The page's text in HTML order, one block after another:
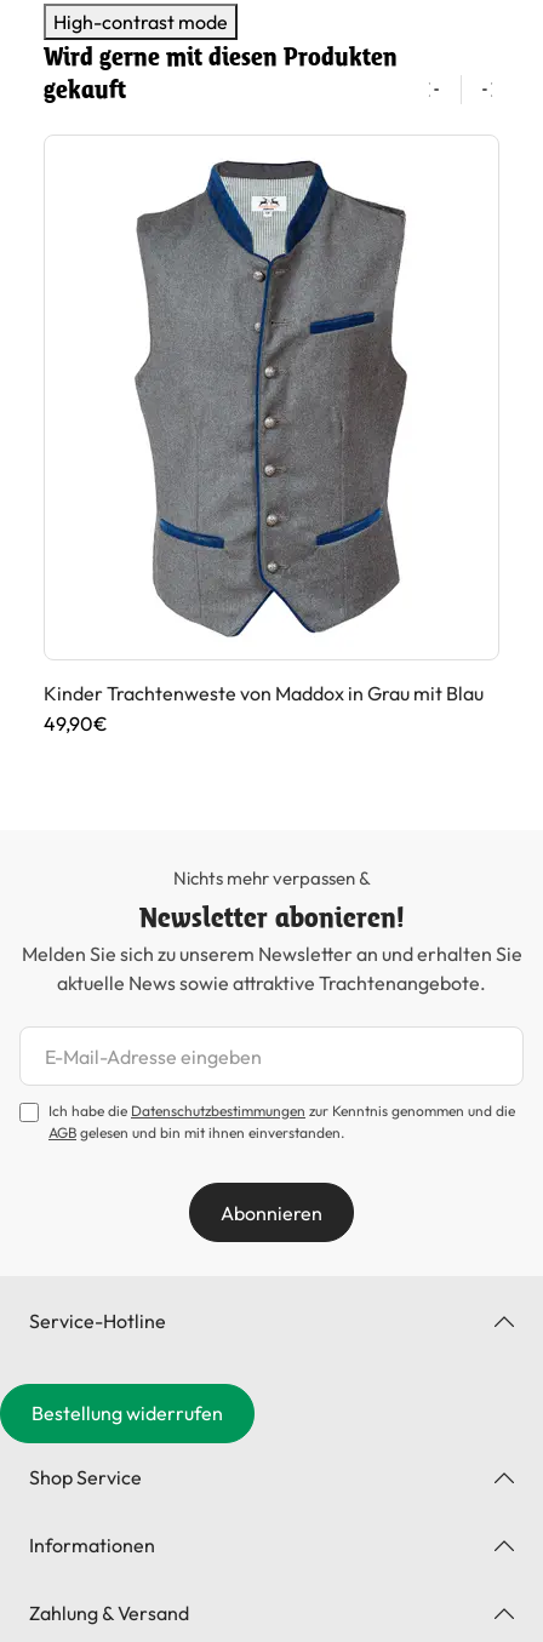
High-contrast mode
Wird gerne mit diesen Produkten
gekauft
Kinder Trachtenweste von Maddox in Grau mit Blau
49,90€
Nichts mehr verpassen &
Newsletter abonieren!
Melden Sie sich zu unserem Newsletter an und erhalten Sie
aktuelle News sowie attraktive Trachtenangebote.
Newsletter abonnieren
Ich habe die Datenschutzbestimmungen zur Kenntnis genommen und die
AGB gelesen und bin mit ihnen einverstanden.
Abonnieren
Service-Hotline
Bestellung widerrufen
Shop Service
Informationen
Zahlung & Versand